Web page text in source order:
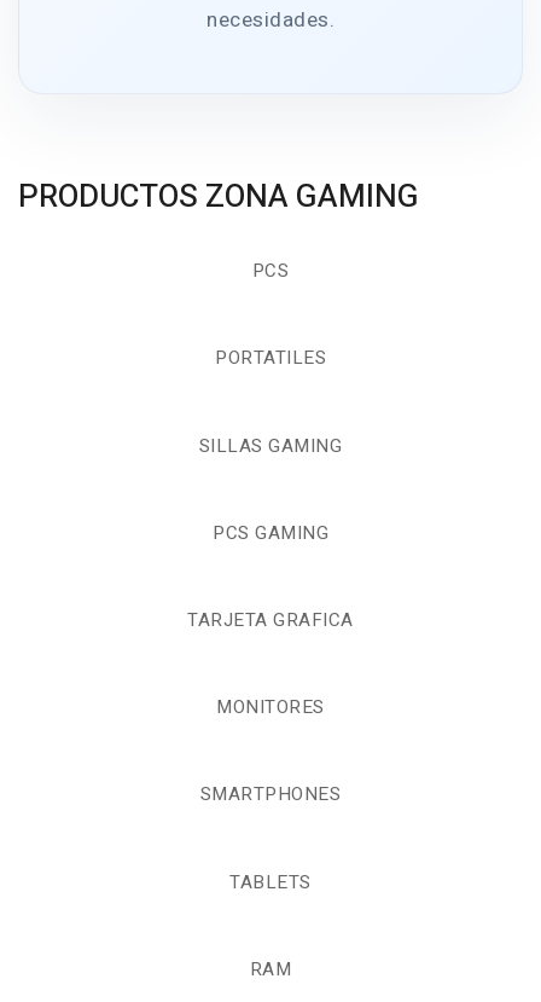
necesidades.
PRODUCTOS ZONA GAMING
PCS
PORTATILES
SILLAS GAMING
PCS GAMING
TARJETA GRAFICA
MONITORES
SMARTPHONES
TABLETS
RAM